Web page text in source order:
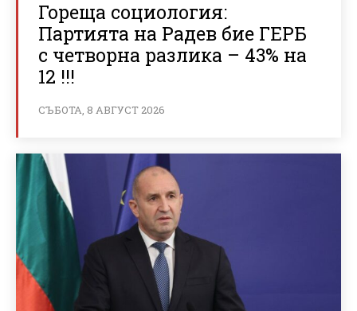
Гореща социология:
Партията на Радев бие ГЕРБ
с четворна разлика – 43% на
12 !!!
СЪБОТА, 8 АВГУСТ 2026